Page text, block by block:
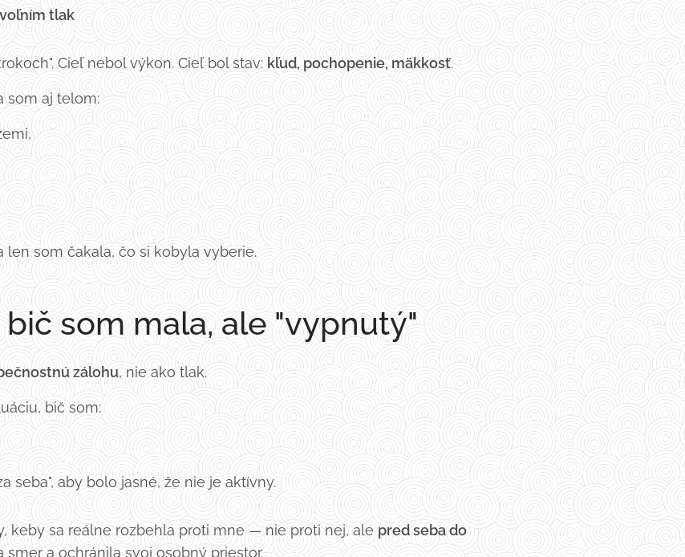
tlak
Cieľ nebol výkon. Cieľ bol stav: kľud, pochopenie, mäkkosť.
som aj telom:
len som čakala, čo si kobyla vyberie.
som mala, ale "vypnutý"
zálohu, nie ako tlak.
bič som:
seba", aby bolo jasné, že nie je aktívny.
keby sa reálne rozbehla proti mne — nie proti nej, ale pred seba do
smer a ochránila svoj osobný priestor.